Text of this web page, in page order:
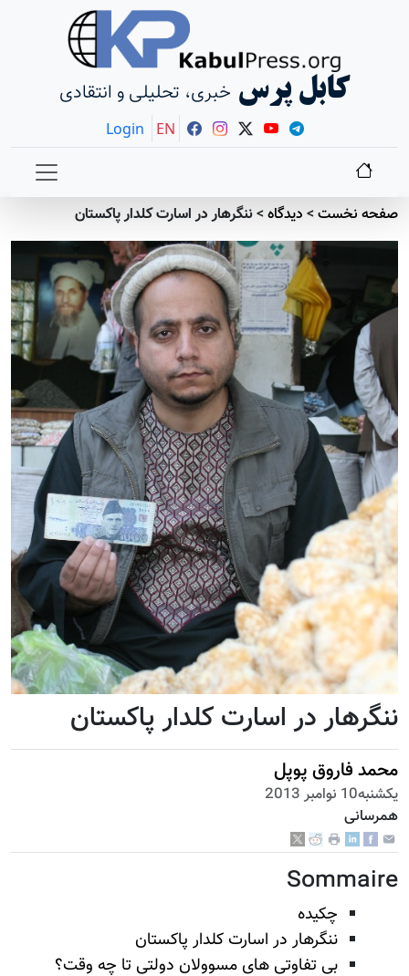
کابل پرس خبری، تحلیلی و انتقادی
Login EN
صفحه نخست> دیدگاه>ننگرهار در اسارت کلدار پاکستان
ننگرهار در اسارت کلدار پاکستان
محمد فاروق پوپل
يكشنبه10 نوامبر 2013
همرسانی
Sommaire
چکیده
ننگرهار در اسارت کلدار پاکستان
بی تفاوتی های مسوولان دولتی تا چه وقت؟